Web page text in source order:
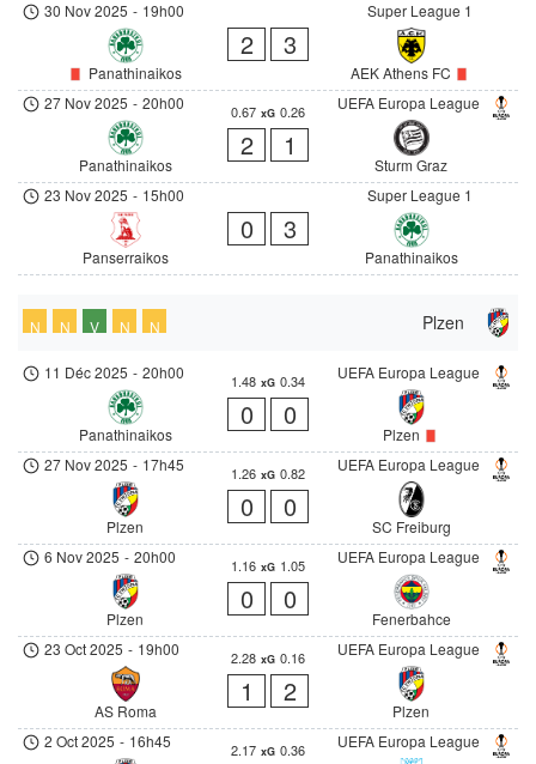
Super League 1
30 Nov 2025 - 19h00
Panathinaikos
2 3
AEK Athens FC
UEFA Europa League
27 Nov 2025 - 20h00
Panathinaikos
0.67 xG 0.26
2 1
Sturm Graz
Super League 1
23 Nov 2025 - 15h00
Panserraikos
0 3
Panathinaikos
Plzen
N N V N N
UEFA Europa League
11 Déc 2025 - 20h00
Panathinaikos
1.48 xG 0.34
0 0
Plzen
UEFA Europa League
27 Nov 2025 - 17h45
Plzen
1.26 xG 0.82
0 0
SC Freiburg
UEFA Europa League
6 Nov 2025 - 20h00
Plzen
1.16 xG 1.05
0 0
Fenerbahce
UEFA Europa League
23 Oct 2025 - 19h00
AS Roma
2.28 xG 0.16
1 2
Plzen
UEFA Europa League
2 Oct 2025 - 16h45 2.17 xG 0.36